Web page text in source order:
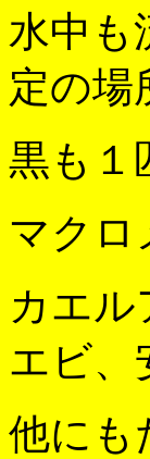
水中も
定の場
黒も１
マクロ
カエ
エビ、
他にも